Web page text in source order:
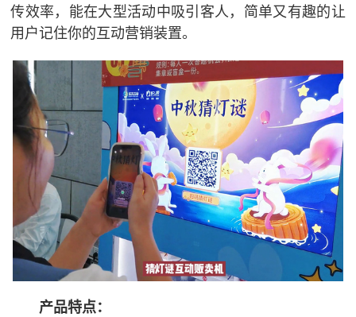
传效率，能在大型活动中吸引客人，简单又有趣的让
用户记住你的互动营销装置。
产品特点：